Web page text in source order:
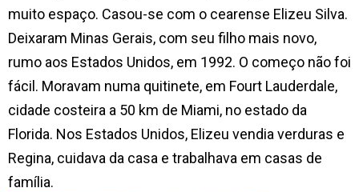
muito espaço. Casou-se com o cearense Elizeu Silva.
Deixaram Minas Gerais, com seu filho mais novo,
rumo aos Estados Unidos, em 1992. O começo não foi
fácil. Moravam numa quitinete, em Fourt Lauderdale,
cidade costeira a 50 km de Miami, no estado da
Florida. Nos Estados Unidos, Elizeu vendia verduras e
Regina, cuidava da casa e trabalhava em casas de
família.